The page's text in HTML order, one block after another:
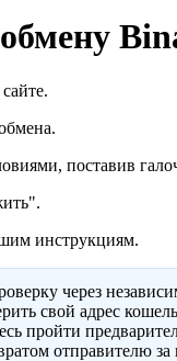
поставив
инструкциям.
через
свой адрес
пройти
отправителю за